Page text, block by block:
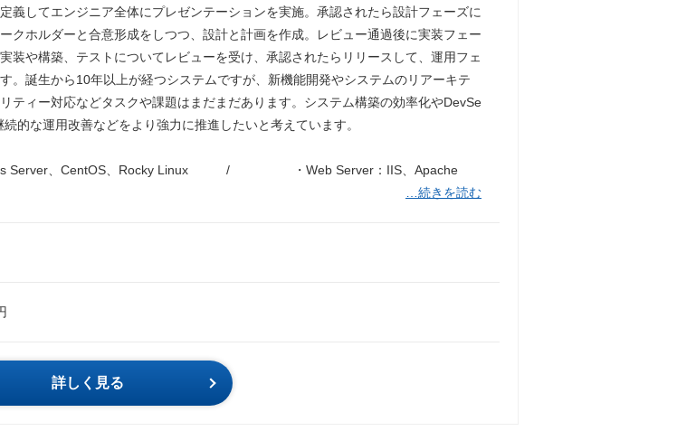
義してエンジニア全体にプレゼンテーションを実施。承認されたら設計フェーズに
クホルダーと合意形成をしつつ、設計と計画を作成。レビュー通過後に実装フェー
装や構築、テストについてレビューを受け、承認されたらリリースして、運用フェ
。誕生から10年以上が経つシステムですが、新機能開発やシステムのリアーキテ
ティー対応などタスクや課題はまだまだあります。システム構築の効率化やDevSe
的な運用改善などをより強力に推進したいと考えています。
Server、CentOS、Rocky Linux / ・Web Server：IIS、Apache
…続きを読む
詳しく見る